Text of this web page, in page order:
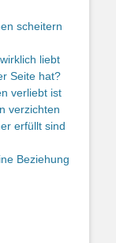
scheitern
liebt
Seite hat?
verliebt ist
verzichten
erfüllt sind
Beziehung